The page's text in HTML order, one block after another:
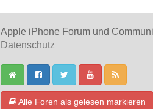
Apple iPhone Forum und
Datenschutz
Alle Foren als gelesen markieren